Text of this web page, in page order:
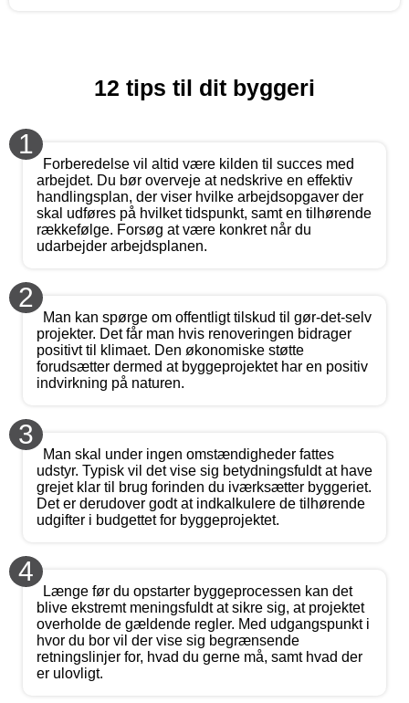
12 tips til dit byggeri
1
Forberedelse vil altid være kilden til succes med
arbejdet. Du bør overveje at nedskrive en effektiv
handlingsplan, der viser hvilke arbejdsopgaver der
skal udføres på hvilket tidspunkt, samt en tilhørende
rækkefølge. Forsøg at være konkret når du
udarbejder arbejdsplanen.
2
Man kan spørge om offentligt tilskud til gør-det-selv
projekter. Det får man hvis renoveringen bidrager
positivt til klimaet. Den økonomiske støtte
forudsætter dermed at byggeprojektet har en positiv
indvirkning på naturen.
3
Man skal under ingen omstændigheder fattes
udstyr. Typisk vil det vise sig betydningsfuldt at have
grejet klar til brug forinden du iværksætter byggeriet.
Det er derudover godt at indkalkulere de tilhørende
udgifter i budgettet for byggeprojektet.
4
Længe før du opstarter byggeprocessen kan det
blive ekstremt meningsfuldt at sikre sig, at projektet
overholde de gældende regler. Med udgangspunkt i
hvor du bor vil der vise sig begrænsende
retningslinjer for, hvad du gerne må, samt hvad der
er ulovligt.